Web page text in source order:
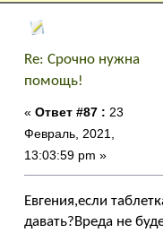
Re: Срочно нужна
помощь!
« Ответ #87 : 23
Февраль, 2021,
13:03:59 pm »
Евгения,если
давать?Вреда не